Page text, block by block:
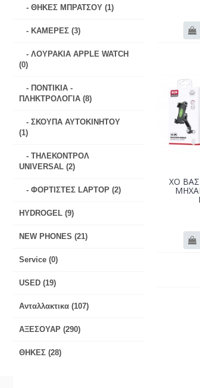
- ΘΗΚΕΣ ΜΠΡΑΤΣΟΥ (1)
- ΚΑΜΕΡΕΣ (3)
- ΛΟΥΡΑΚΙΑ APPLE WATCH
(0)
- ΠΟΝΤΙΚΙΑ -
ΠΛΗΚΤΡΟΛΟΓΙΑ (8)
- ΣΚΟΥΠΑ ΑΥΤΟΚΙΝΗΤΟΥ
(1)
- ΤΗΛΕΚΟΝΤΡΟΛ
UNIVERSAL (2)
- ΦΟΡΤΙΣΤΕΣ LAPTOP (2)
HYDROGEL (9)
NEW PHONES (21)
Service (0)
USED (19)
Ανταλλακτικα (107)
ΑΞΕΣΟΥΑΡ (290)
ΘΗΚΕΣ (28)
ΧΟ